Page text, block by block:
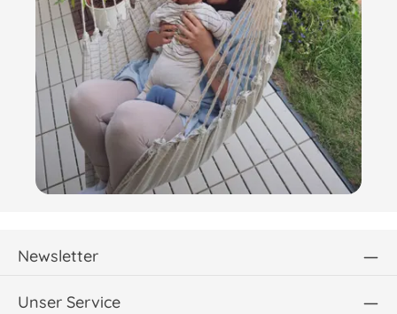
Newsletter
Unser Service